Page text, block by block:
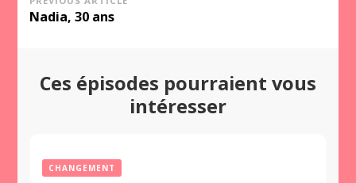
Post
Navigation
Nadia, 30 ans
Ces épisodes pourraient vous
intéresser
CHANGEMENT